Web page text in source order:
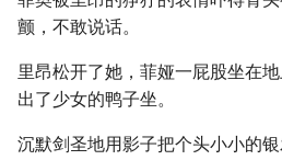
颤，不敢说话。
里昂松开了她，菲娅一屁股坐在
出了少女的鸭子坐。
沉默剑圣地用影子把个头小小的